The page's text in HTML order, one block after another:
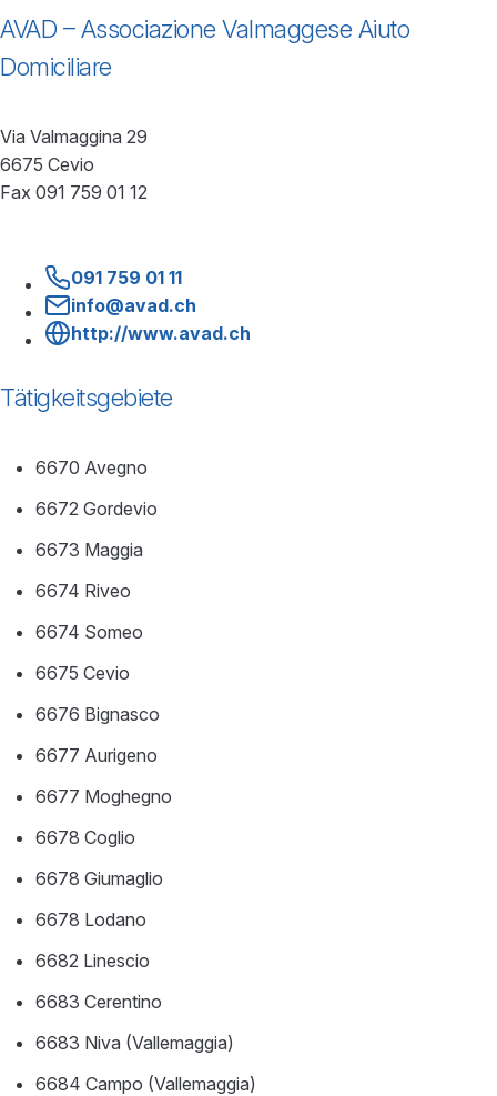
AVAD – Associazione Valmaggese Aiuto
Domiciliare
Via Valmaggina 29
6675 Cevio
Fax 091 759 01 12
091 759 01 11
info@avad.ch
http://www.avad.ch
Tätigkeitsgebiete
6670 Avegno
6672 Gordevio
6673 Maggia
6674 Riveo
6674 Someo
6675 Cevio
6676 Bignasco
6677 Aurigeno
6677 Moghegno
6678 Coglio
6678 Giumaglio
6678 Lodano
6682 Linescio
6683 Cerentino
6683 Niva (Vallemaggia)
6684 Campo (Vallemaggia)